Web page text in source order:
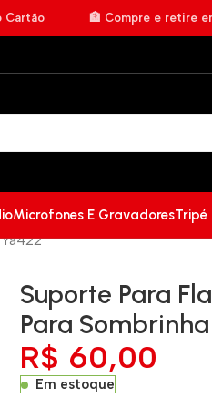
Microfones E GravadoresTripé
Suporte Para
Para
R$ 60,00
Em estoque
Cartão 🏦 Compre e retire